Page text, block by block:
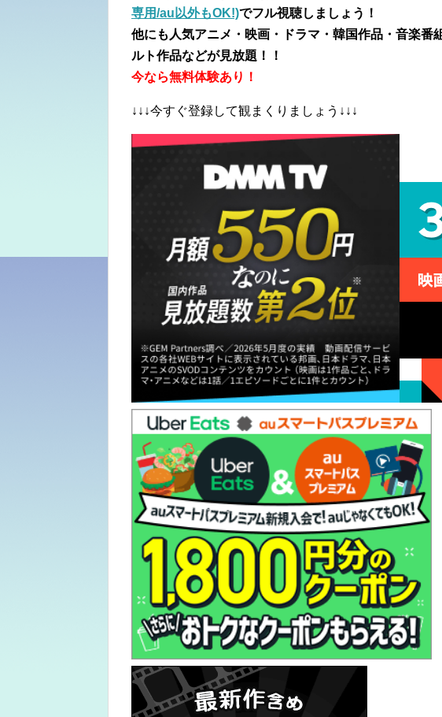
専用/au以外もOK!)でフル視聴しましょう！
他にも人気アニメ・映画・ドラマ・韓国作品・音楽番
ルト作品などが見放題！！
今なら無料体験あり！
↓↓↓今すぐ登録して観まくりましょう↓↓↓